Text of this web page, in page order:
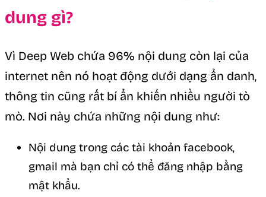
dung gì?
Vì Deep Web chứa 96% nội dung còn lại của
internet nên nó hoạt động dưới dạng ẩn danh,
thông tin cũng rất bí ẩn khiến nhiều người tò
mò. Nơi này chứa những nội dung như:
Nội dung trong các tài khoản facebook,
gmail mà bạn chỉ có thể đăng nhập bằng
mật khẩu.